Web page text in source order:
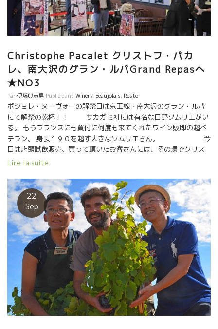
Christophe Pacalet クリストフ・パカ
レ、南大沢のグラン・ルパGrand Repasへ
★NO3
Par伊藤與志男 Publié dans Winery, Beaujolais, Resto
ボジョレ・ヌーヴォーの解禁日は京王線・南大沢のグラン・ルパ
にて解禁の乾杯！！ サカガミ社には有名な日野ソムリエがい
る。 もうフランスにも買付に何度も来てくれたワイン販即の超ベ
テラン。 身長１９０を超す大きなソムリエさん。 今
日は店頭試飲販売、買って頂いたお客さんには、その場でクリス
トフがボトルにサインをサービス。 お客さんもビックリ。本当に
ーヴォー解禁の日になってほしい。 日野さん抜群の客寄せト
ーク。ヌーヴォー在庫が少なくなると、サンタムールと比較試
飲。 それは、サンタムールの方がコクがあって美味しい。 多くの
人がサンタムームを購入していった。マジで美味しいので喜ばれ
るだろう。 南大沢にお住まいの皆さまへ、 是非 サカガミGrand
Repasグラン・ルパでワインを楽しんでください。！！
Lire la suite
22
Sep